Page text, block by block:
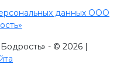
данных ООО
- © 2026 |